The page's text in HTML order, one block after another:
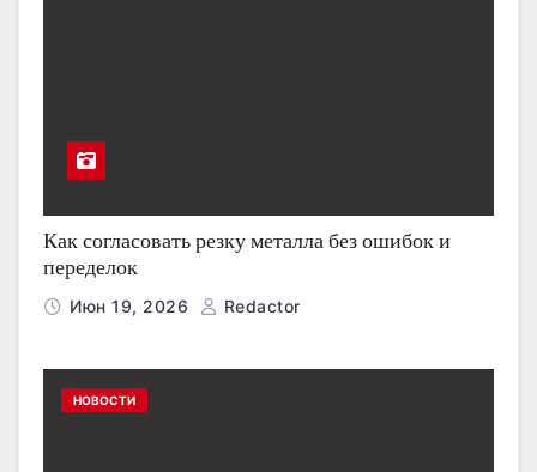
Как согласовать резку металла без ошибок и
переделок
Июн 19, 2026 Redactor
НОВОСТИ